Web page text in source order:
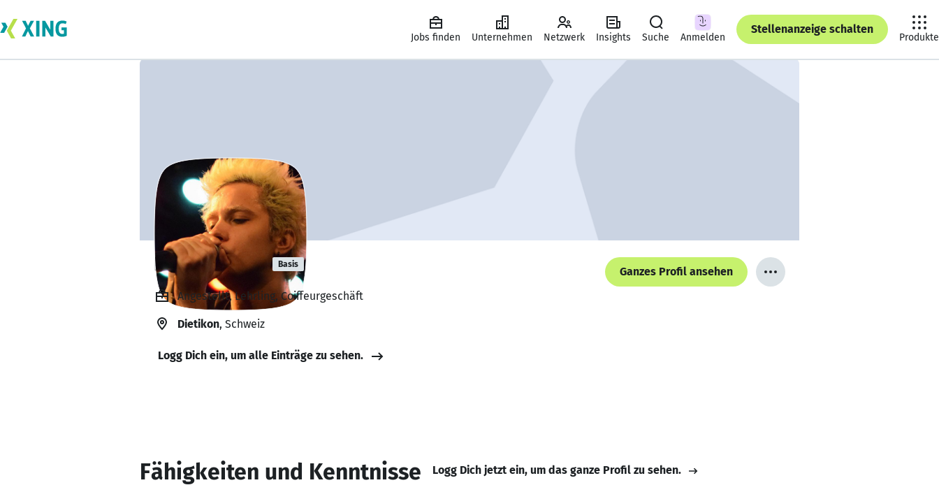
Jobs finden Unternehmen Netzwerk Insights Suche Anmelden
Stellenanzeige schalten
Produkte
Fabiano Frey Basis
Ganzes Profil ansehen
Angestellt, Lehrling, Coiffeurgeschäft
Dietikon, Schweiz
Logg Dich ein, um alle Einträge zu sehen.
Fähigkeiten und Kenntnisse Logg Dich jetzt ein, um das ganze Profil zu sehen.